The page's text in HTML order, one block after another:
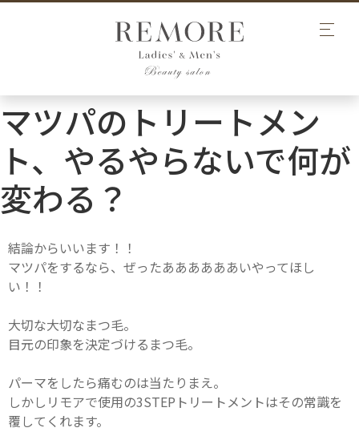
マツパのトリートメン
ト、やるやらないで何が
変わる？
結論からいいます！！
マツパをするなら、ぜったああああああいやってほし
い！！
大切な大切なまつ毛。
目元の印象を決定づけるまつ毛。
パーマをしたら痛むのは当たりまえ。
しかしリモアで使用の3STEPトリートメントはその常識を
覆してくれます。